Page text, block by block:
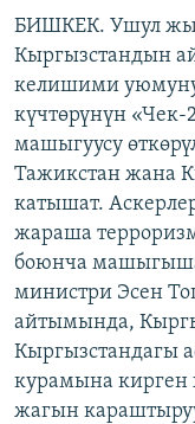
БИЗ ЖАНА ДҮЙНӨ
ДАНИСТЕ
ЭЖЕ-СИҢДИЛЕР
АЗАТТЫК+
ЫҢГАЙСЫЗ СУРООЛОР
Русский
ОНЛАЙН ШЕРИНЕ
ЭЕ/АРнун
БИШКЕК. Ушул
Кыргызстандын
келишими
күчтөрүнүн «Чек-
машыгуусу
Тажикстан жана
катышат.
жараша
боюнча
министри Эсен
айтымында,
Кыргызстандагы
курамына кирген
жагын